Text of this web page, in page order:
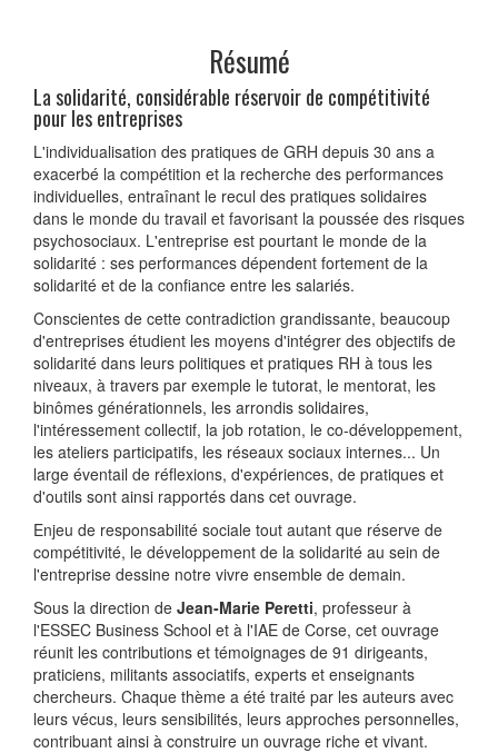
Résumé
La solidarité, considérable réservoir de compétitivité
pour les entreprises
L'individualisation des pratiques de GRH depuis 30 ans a
exacerbé la compétition et la recherche des performances
individuelles, entraînant le recul des pratiques solidaires
dans le monde du travail et favorisant la poussée des risques
psychosociaux. L'entreprise est pourtant le monde de la
solidarité : ses performances dépendent fortement de la
solidarité et de la confiance entre les salariés.
Conscientes de cette contradiction grandissante, beaucoup
d'entreprises étudient les moyens d'intégrer des objectifs de
solidarité dans leurs politiques et pratiques RH à tous les
niveaux, à travers par exemple le tutorat, le mentorat, les
binômes générationnels, les arrondis solidaires,
l'intéressement collectif, la job rotation, le co-développement,
les ateliers participatifs, les réseaux sociaux internes... Un
large éventail de réflexions, d'expériences, de pratiques et
d'outils sont ainsi rapportés dans cet ouvrage.
Enjeu de responsabilité sociale tout autant que réserve de
compétitivité, le développement de la solidarité au sein de
l'entreprise dessine notre vivre ensemble de demain.
Sous la direction de Jean-Marie Peretti, professeur à
l'ESSEC Business School et à l'IAE de Corse, cet ouvrage
réunit les contributions et témoignages de 91 dirigeants,
praticiens, militants associatifs, experts et enseignants
chercheurs. Chaque thème a été traité par les auteurs avec
leurs vécus, leurs sensibilités, leurs approches personnelles,
contribuant ainsi à construire un ouvrage riche et vivant.